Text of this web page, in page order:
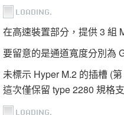
在高速裝置部分，提供 3 組
要留意的是通道寬度分別為
未標示 Hyper M.2 的插槽 (
這次僅保留 type 2280 規格